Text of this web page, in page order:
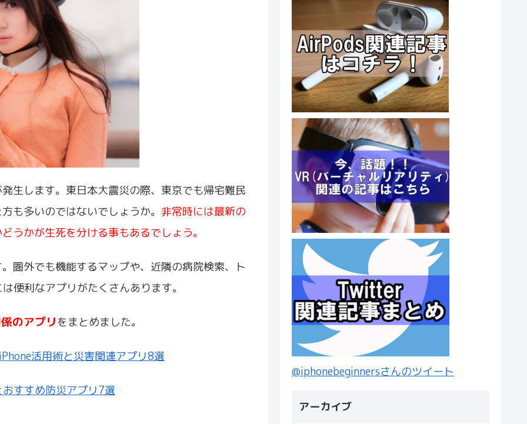
生します。東日本大震災の際、東京でも帰宅難民
も多いのではないでしょうか。 非常時には最新の
うかが生死を分ける事もあるでしょう。
圏外でも機能するマップや、近隣の病院検索、ト
便利なアプリがたくさんあります。
のアプリ をまとめました。
活用術と災害関連アプリ8選
すすめ防災アプリ7選
@iphonebeginnersさんのツイート
アーカイブ